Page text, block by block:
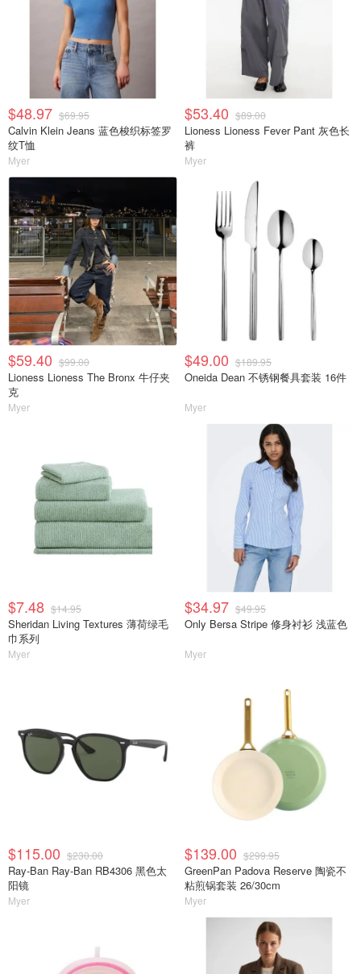
$48.97 $69.95
Calvin Klein Jeans 蓝色梭织标签罗
纹T恤
Myer
$53.40 $89.00
Lioness Lioness Fever Pant 灰色长
裤
Myer
$59.40 $99.00
Lioness Lioness The Bronx 牛仔夹
克
Myer
$49.00 $189.95
Oneida Dean 不锈钢餐具套装 16件
Myer
$7.48 $14.95
Sheridan Living Textures 薄荷绿毛
巾系列
Myer
$34.97 $49.95
Only Bersa Stripe 修身衬衫 浅蓝色
Myer
$115.00 $230.00
Ray-Ban Ray-Ban RB4306 黑色太
阳镜
Myer
$139.00 $299.95
GreenPan Padova Reserve 陶瓷不
粘煎锅套装 26/30cm
Myer